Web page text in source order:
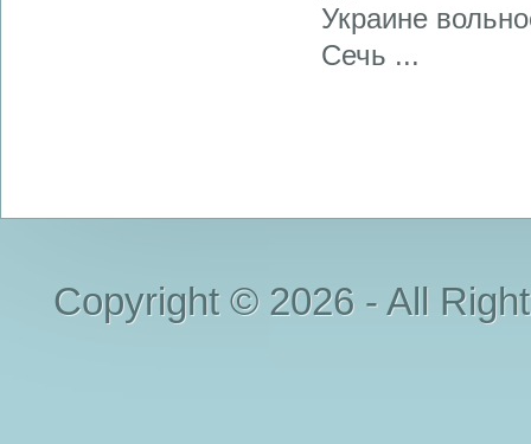
Украине
Сечь ...
Copyright © 2026 - All